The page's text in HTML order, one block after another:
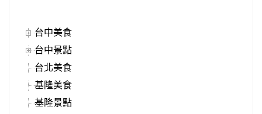
台中美食
台中景點
台北美食
基隆美食
基隆景點